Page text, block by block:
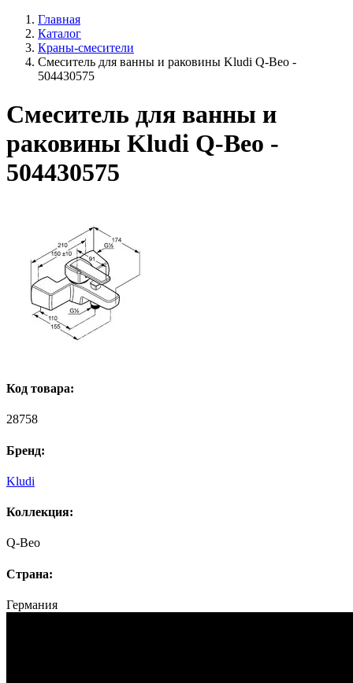
Главная
Каталог
Краны-смесители
Смеситель для ванны и раковины Kludi Q-Beo -
504430575
Смеситель для ванны и
раковины Kludi Q-Beo -
504430575
Код товара:
28758
Бренд:
Kludi
Коллекция:
Q-Beo
Страна:
Германия